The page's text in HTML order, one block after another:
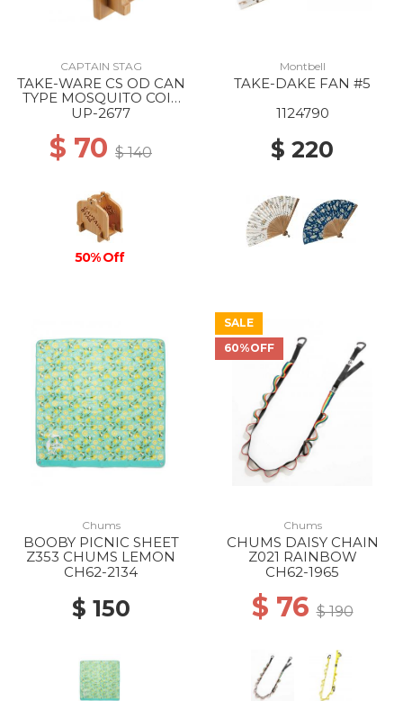
CAPTAIN STAG
TAKE-WARE CS OD CAN
TYPE MOSQUITO COIL
STAND --
UP-2677
$ 70 $ 140
50% Off
Montbell
TAKE-DAKE FAN #5
1124790
$ 220
Chums
BOOBY PICNIC SHEET
Z353 CHUMS LEMON
CH62-2134
$ 150
SALE
60%OFF
Chums
CHUMS DAISY CHAIN
Z021 RAINBOW
CH62-1965
$ 76$ 190